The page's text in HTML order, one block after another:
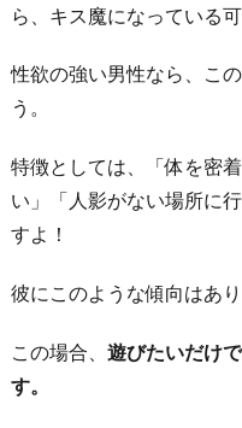
ら、キス魔になっている
性欲の強い男性なら、こ
う。
特徴としては、「体を密
い」「人影がない場所に
すよ！
彼にこのような傾向はあ
この場合、 遊びたいだけ
す。